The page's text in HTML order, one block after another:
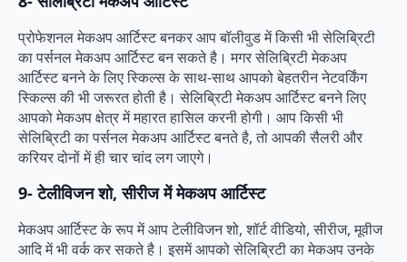
प्रोफेशनल मेकअप आर्टिस्ट बनकर आप बॉलीवुड में किसी भी सेलिब्रिटी
का पर्सनल मेकअप आर्टिस्ट बन सकते है। मगर सेलिब्रिटी मेकअप
आर्टिस्ट बनने के लिए स्किल्स के साथ-साथ आपको बेहतरीन नेटवर्किंग
स्किल्स की भी जरूरत होती है। सेलिब्रिटी मेकअप आर्टिस्ट बनने लिए
आपको मेकअप क्षेत्र में महारत हासिल करनी होगी। आप किसी भी
सेलिब्रिटी का पर्सनल मेकअप आर्टिस्ट बनते है, तो आपकी सैलरी और
करियर दोनों में ही चार चांद लग जाएगे।
9- टेलीविजन शो, सीरीज में मेकअप आर्टिस्ट
मेकअप आर्टिस्ट के रूप में आप टेलीविजन शो, शॉर्ट वीडियो, सीरीज, मूवीज
आदि में भी वर्क कर सकते है। इसमें आपको सेलिब्रिटी का मेकअप उनके